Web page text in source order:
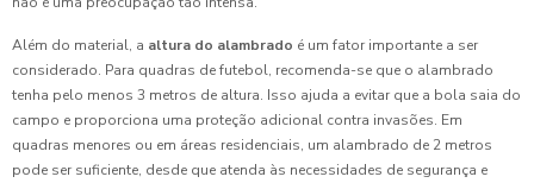
Além do material, a altura do alambrado é um fator importante a ser
considerado. Para quadras de futebol, recomenda-se que o alambrado
tenha pelo menos 3 metros de altura. Isso ajuda a evitar que a bola saia do
campo e proporciona uma proteção adicional contra invasões. Em
quadras menores ou em áreas residenciais, um alambrado de 2 metros
pode ser suficiente, desde que atenda às necessidades de segurança e